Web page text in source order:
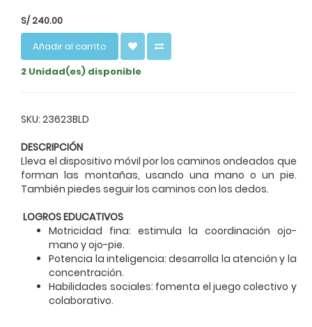
S/240.00
Añadir al carrito
2 Unidad(es) disponible
SKU: 23623BLD
DESCRIPCIÓN
Lleva el dispositivo móvil por los caminos ondeados que
forman las montañas, usando una mano o un pie.
También piedes seguir los caminos con los dedos.
LOGROS EDUCATIVOS
Motricidad fina: estimula la coordinación ojo-
mano y ojo-pie.
Potencia la inteligencia: desarrolla la atención y la
concentración.
Habilidades sociales: fomenta el juego colectivo y
colaborativo.